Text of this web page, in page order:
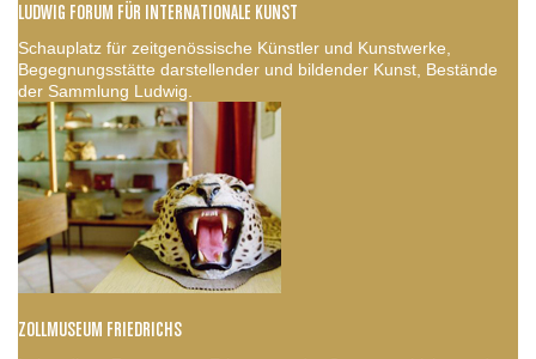
LUDWIG FORUM FÜR INTERNATIONALE KUNST
Schauplatz für zeitgenössische Künstler und Kunstwerke,
Begegnungsstätte darstellender und bildender Kunst, Bestände
der Sammlung Ludwig.
ZOLLMUSEUM FRIEDRICHS